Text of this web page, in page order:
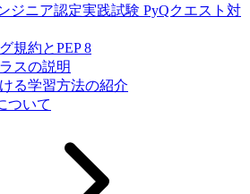
ジニア認定実践試験 PyQクエスト対
規約とPEP 8
スの説明
る学習方法の紹介
ついて